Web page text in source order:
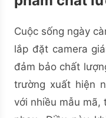
Cuộc sống ngày
lắp đặt camera
đảm bảo chất
trường xuất hiện
với nhiều mẫu mã,